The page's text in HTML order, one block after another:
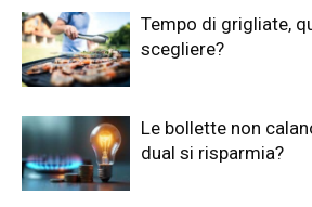
Tempo di grigliate,
scegliere?
Le bollette non
dual si risparmia?